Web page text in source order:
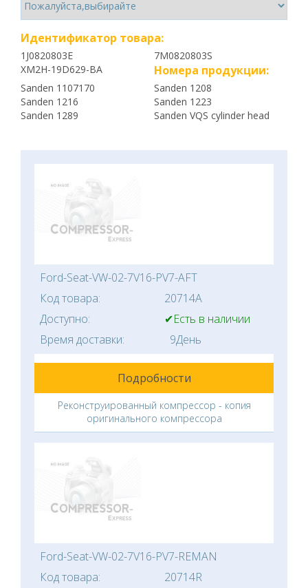
Идентификатор товара:
1J0820803E
7M0820803S
XM2H-19D629-BA
Номера продукции:
Sanden 1107170
Sanden 1208
Sanden 1216
Sanden 1223
Sanden 1289
Sanden VQS cylinder head
Ford-Seat-VW-02-7V16-PV7-AFT
Код товара:
20714A
Доступно:
✔Есть в наличии
Время доставки:
9День
Подробности
Реконструированный компрессор - копия
оригинального компрессора
Ford-Seat-VW-02-7V16-PV7-REMAN
Код товара:
20714R